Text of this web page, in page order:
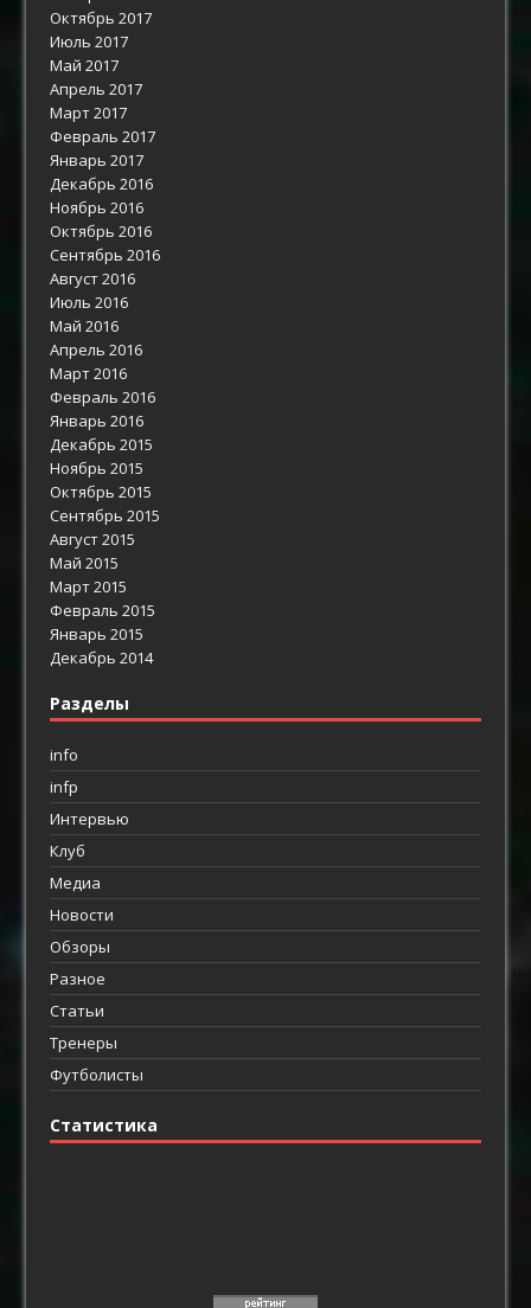
Октябрь 2017
Июль 2017
Май 2017
Апрель 2017
Март 2017
Февраль 2017
Январь 2017
Декабрь 2016
Ноябрь 2016
Октябрь 2016
Сентябрь 2016
Август 2016
Июль 2016
Май 2016
Апрель 2016
Март 2016
Февраль 2016
Январь 2016
Декабрь 2015
Ноябрь 2015
Октябрь 2015
Сентябрь 2015
Август 2015
Май 2015
Март 2015
Февраль 2015
Январь 2015
Декабрь 2014
Разделы
info
infp
Интервью
Клуб
Медиа
Новости
Обзоры
Разное
Статьи
Тренеры
Футболисты
Статистика